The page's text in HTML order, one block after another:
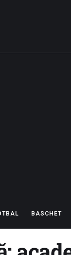
BASCHET